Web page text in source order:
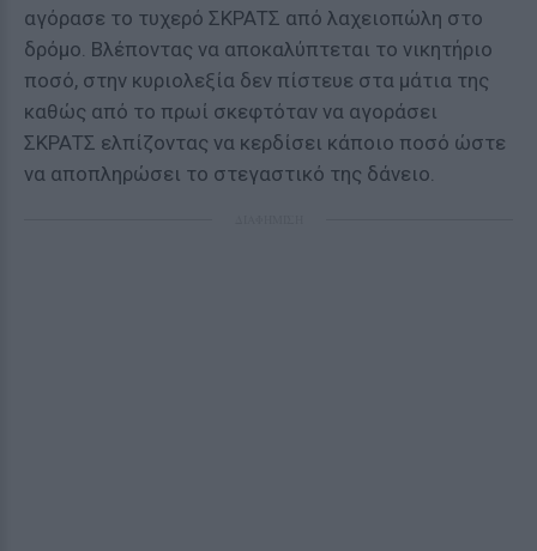
αγόρασε το τυχερό ΣΚΡΑΤΣ από λαχειοπώλη στο
δρόμο. Βλέποντας να αποκαλύπτεται το νικητήριο
ποσό, στην κυριολεξία δεν πίστευε στα μάτια της
καθώς από το πρωί σκεφτόταν να αγοράσει
ΣΚΡΑΤΣ ελπίζοντας να κερδίσει κάποιο ποσό ώστε
να αποπληρώσει το στεγαστικό της δάνειο.